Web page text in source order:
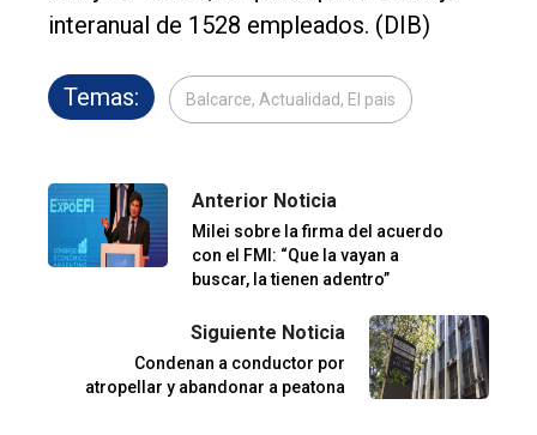
interanual de 1528 empleados. (DIB)
Temas: Balcarce, Actualidad, El pais
Anterior Noticia
Milei sobre la firma del acuerdo
con el FMI: “Que la vayan a
buscar, la tienen adentro”
Siguiente Noticia
Condenan a conductor por
atropellar y abandonar a peatona